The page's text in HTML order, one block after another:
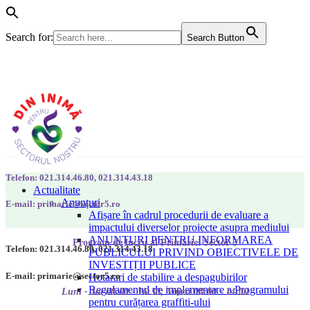
Search for: Search Button
Actualitate
Anunțuri
Afișare în cadrul procedurii de evaluare a
impactului diverselor proiecte asupra mediului
ANUNȚURI PENTRU INFORMAREA
PUBLICULUI PRIVIND OBIECTIVELE DE
INVESTIȚII PUBLICE
Hotarari de stabilire a despagubirilor
Regulamentul de implementare a Programului
pentru curățarea graffiti-ului
Telefon: 021.314.46.80, 021.314.43.18
E-mail: primarie@sector5.ro
Program de lucru al Primăriei Sector 5
Luni - Joi 08:00 - 16:30; Vineri 08:00 - 14:00
Telefon: 021.314.46.80, 021.314.43.18
E-mail: primarie@sector5.ro